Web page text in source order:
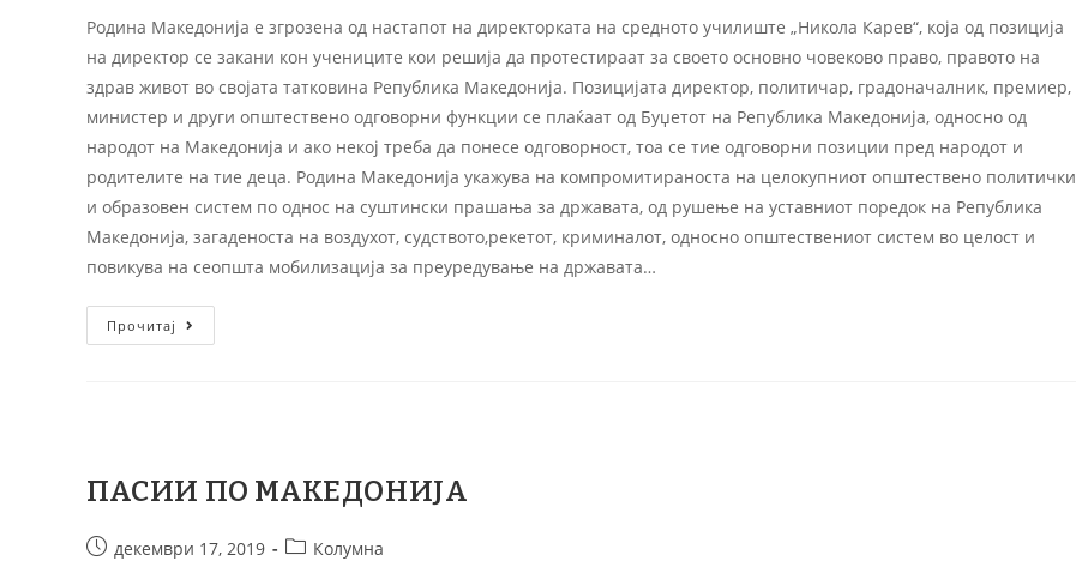
Родина Македонија е згрозена од настапот на директорката на средното училиште „Никола Карев“, која од позиција
на директор се закани кон учениците кои решија да протестираат за своето основно човеково право, правото на
здрав живот во својата татковина Република Македонија. Позицијата директор, политичар, градоначалник, премиер,
министер и други општествено одговорни функции се плаќаат од Буџетот на Република Македонија, односно од
народот на Македонија и ако некој треба да понесе одговорност, тоа се тие одговорни позиции пред народот и
родителите на тие деца. Родина Македонија укажува на компромитираноста на целокупниот општествено политички
и образовен систем по однос на суштински прашања за државата, од рушење на уставниот поредок на Република
Македонија, загаденоста на воздухот, судството,рекетот, криминалот, односно општествениот систем во целост и
повикува на сеопшта мобилизација за преуредување на државата…
Прочитај
ПАСИИ ПО МАКЕДОНИЈА
декември 17, 2019 Колумна